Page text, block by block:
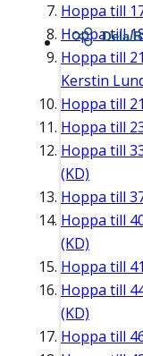
Hoppa till
Hoppa till
Hoppa till
Kerstin
Hoppa till
Hoppa till
Hoppa till
(KD)
Hoppa till
Hoppa till
(KD)
Hoppa till
Hoppa till
(KD)
Hoppa till
Dela/